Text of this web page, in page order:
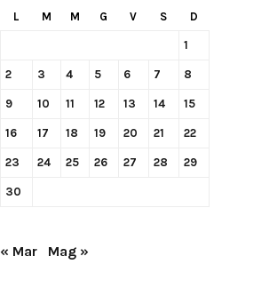
L M M G V S D
1
2 3 4 5 6 7 8
9 10 11 12 13 14 15
16 17 18 19 20 21 22
23 24 25 26 27 28 29
30
« Mar Mag »